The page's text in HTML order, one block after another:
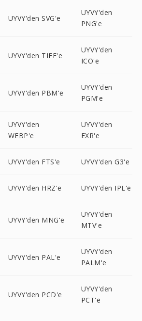
UYVY'den SVG'e
UYVY'den
PNG'e
UYVY'den TIFF'e
UYVY'den
ICO'e
UYVY'den PBM'e
UYVY'den
PGM'e
UYVY'den
WEBP'e
UYVY'den
EXR'e
UYVY'den FTS'e UYVY'den G3'e
UYVY'den HRZ'e UYVY'den IPL'e
UYVY'den MNG'e
UYVY'den
MTV'e
UYVY'den PAL'e
UYVY'den
PALM'e
UYVY'den PCD'e
UYVY'den
PCT'e